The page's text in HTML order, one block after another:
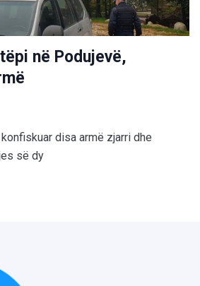
në Podujevë,
disa armë zjarri dhe
së dy